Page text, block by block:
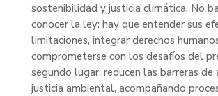
sostenibilidad y justicia climática. No
conocer la ley: hay que entender sus
limitaciones, integrar derechos
comprometerse con los desafíos del
segundo lugar, reducen las barreras de
justicia ambiental, acompañando